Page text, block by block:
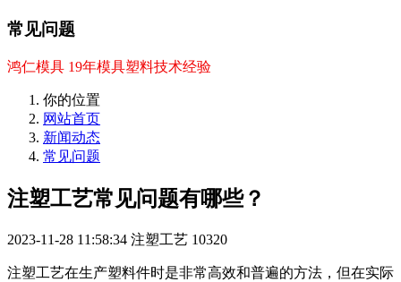
常见问题
鸿仁模具 19年模具塑料技术经验
你的位置
网站首页
新闻动态
常见问题
注塑工艺常见问题有哪些？
2023-11-28 11:58:34 注塑工艺 10320
注塑工艺在生产塑料件时是非常高效和普遍的方法，但在实际